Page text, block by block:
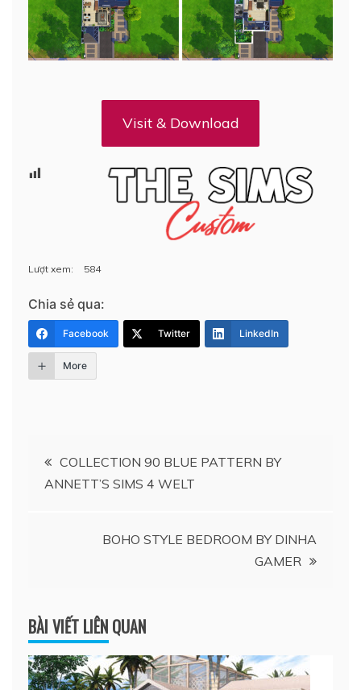
Visit & Download
Lượt xem: 584
Chia sẻ qua:
Facebook Twitter LinkedIn
More
Điều
hướng
COLLECTION 90 BLUE PATTERN BY
ANNETT’S SIMS 4 WELT
BOHO STYLE BEDROOM BY DINHA
GAMER
BÀI VIẾT LIÊN QUAN